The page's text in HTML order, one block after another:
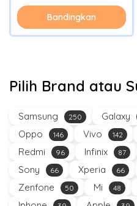
Bandingkan
Pilih Brand atau
Samsung 250 Galaxy
Oppo 146 Vivo 142
Redmi 96 Infinix 87
Sony 66 Xperia 66
Zenfone 50 Mi 48